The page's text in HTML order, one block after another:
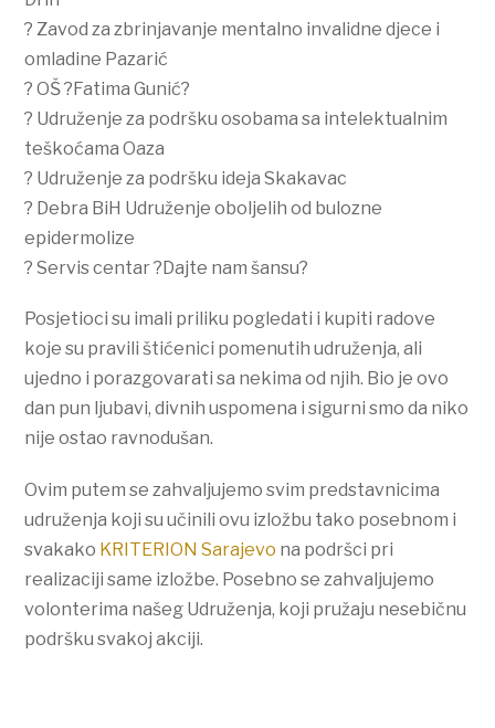
? Zavod za zbrinjavanje mentalno invalidne djece i
omladine Pazarić
? OŠ ?Fatima Gunić?
? Udruženje za podršku osobama sa intelektualnim
teškoćama Oaza
? Udruženje za podršku ideja Skakavac
? Debra BiH Udruženje oboljelih od bulozne
epidermolize
? Servis centar ?Dajte nam šansu?
Posjetioci su imali priliku pogledati i kupiti radove
koje su pravili štićenici pomenutih udruženja, ali
ujedno i porazgovarati sa nekima od njih. Bio je ovo
dan pun ljubavi, divnih uspomena i sigurni smo da niko
nije ostao ravnodušan.
Ovim putem se zahvaljujemo svim predstavnicima
udruženja koji su učinili ovu izložbu tako posebnom i
svakako KRITERION Sarajevo na podršci pri
realizaciji same izložbe. Posebno se zahvaljujemo
volonterima našeg Udruženja, koji pružaju nesebičnu
podršku svakoj akciji.